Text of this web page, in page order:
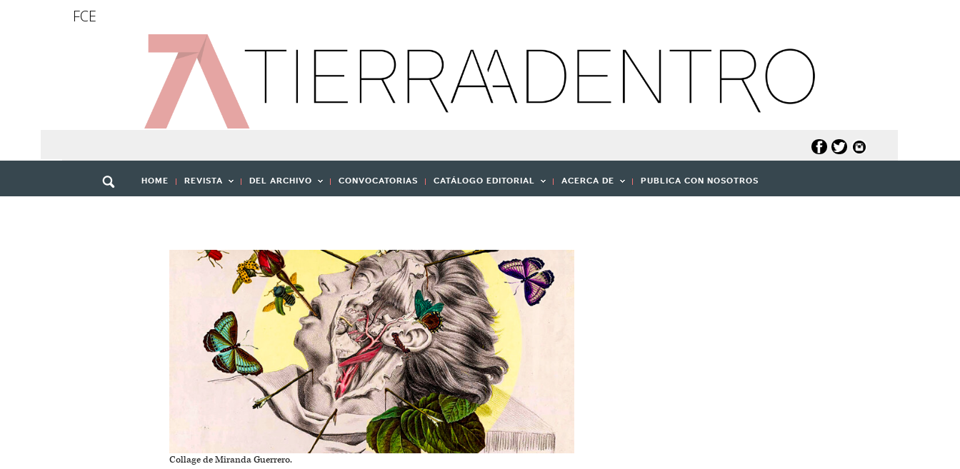
FCE
HOME REVISTA DEL ARCHIVO CONVOCATORIAS CATÁLOGO EDITORIAL ACERCA DE PUBLICA CON NOSOTROS
Collage de Miranda Guerrero.